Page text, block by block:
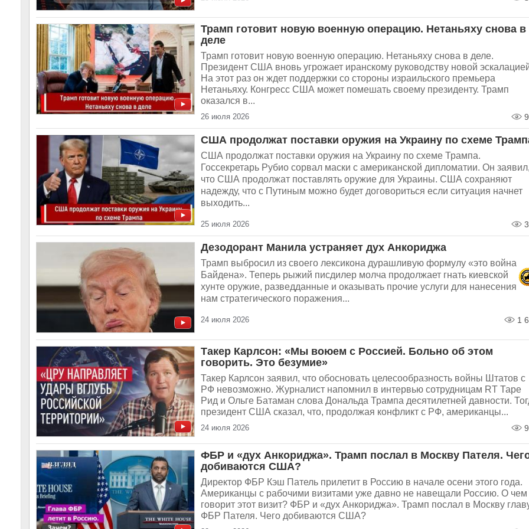
Трамп готовит новую военную операцию. Нетаньяху снова в
деле
Трамп готовит новую военную операцию. Нетаньяху снова в деле.
Президент США вновь угрожает иранскому руководству новой
На этот раз он ждет поддержки со стороны израильского премьера
Нетаньяху. Конгресс США может помешать своему президенту. Трамп
оказался в...
26 июля 2026
США продолжат поставки оружия на Украину по схеме
США продолжат поставки оружия на Украину по схеме Трампа.
Госсекретарь Рубио сорвал маски с американской дипломатии. Он заявил,
что США продолжат поставлять оружие для Украины. США сохраняют
надежду, что с Путиным можно будет договориться если ситуация начнет
выходить...
25 июля 2026
Дезодорант Манила устраняет дух Анкориджа
Трамп выбросил из своего лексикона дурашливую формулу «это война
Байдена». Теперь рыжий писдилер молча продолжает гнать киевской
хунте оружие, разведданные и оказывать прочие услуги для нанесения
нам стратегического поражения...
24 июля 2026 1
Такер Карлсон: «Мы воюем с Россией. Больно об этом
говорить. Это безумие»
Такер Карлсон заявил, что обосновать целесообразность войны Штатов с
РФ невозможно. Журналист напомнил в интервью сотрудницам RT Таре
Рид и Ольге Батаман слова Дональда Трампа десятилетней давности.
президент США сказал, что, продолжая конфликт с РФ, американцы...
24 июля 2026
ФБР и «дух Анкориджа». Трамп послал в Москву Пателя.
добиваются США?
Директор ФБР Кэш Патель прилетит в Россию в начале осени этого года.
Американцы с рабочими визитами уже давно не навещали Россию. О чем
говорит этот визит? ФБР и «дух Анкориджа». Трамп послал в Москву
ФБР Пателя. Чего добиваются США?